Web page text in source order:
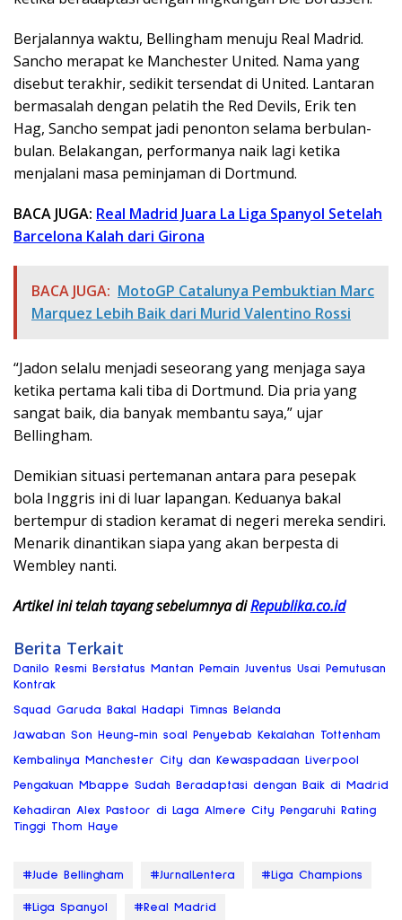
Berjalannya waktu, Bellingham menuju Real Madrid.
Sancho merapat ke Manchester United. Nama yang
disebut terakhir, sedikit tersendat di United. Lantaran
bermasalah dengan pelatih the Red Devils, Erik ten
Hag, Sancho sempat jadi penonton selama berbulan-
bulan. Belakangan, performanya naik lagi ketika
menjalani masa peminjaman di Dortmund.
BACA JUGA: Real Madrid Juara La Liga Spanyol Setelah
Barcelona Kalah dari Girona
BACA JUGA: MotoGP Catalunya Pembuktian Marc
Marquez Lebih Baik dari Murid Valentino Rossi
“Jadon selalu menjadi seseorang yang menjaga saya
ketika pertama kali tiba di Dortmund. Dia pria yang
sangat baik, dia banyak membantu saya,” ujar
Bellingham.
Demikian situasi pertemanan antara para pesepak
bola Inggris ini di luar lapangan. Keduanya bakal
bertempur di stadion keramat di negeri mereka sendiri.
Menarik dinantikan siapa yang akan berpesta di
Wembley nanti.
Artikel ini telah tayang sebelumnya diRepublika.co.id
Berita Terkait
Danilo Resmi Berstatus Mantan Pemain Juventus Usai Pemutusan
Kontrak
Squad Garuda Bakal Hadapi Timnas Belanda
Jawaban Son Heung-min soal Penyebab Kekalahan Tottenham
Kembalinya Manchester City dan Kewaspadaan Liverpool
Pengakuan Mbappe Sudah Beradaptasi dengan Baik di Madrid
Kehadiran Alex Pastoor di Laga Almere City Pengaruhi Rating
Tinggi Thom Haye
#Jude Bellingham #JurnalLentera #Liga Champions
#Liga Spanyol #Real Madrid